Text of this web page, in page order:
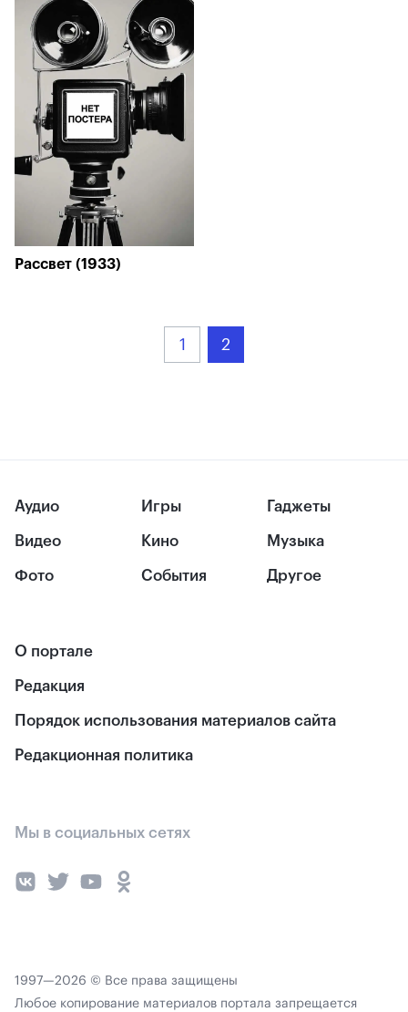
Рассвет (1933)
1 2
Аудио
Видео
Фото
Игры
Кино
События
Гаджеты
Музыка
Другое
О портале
Редакция
Порядок использования материалов сайта
Редакционная политика
Мы в социальных сетях
1997—2026 © Все права защищены
Любое копирование материалов портала запрещается